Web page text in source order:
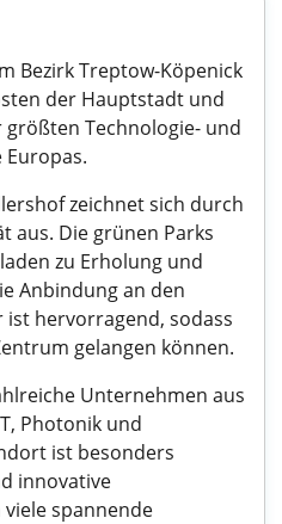
Bezirk Treptow-Köpenick
der Hauptstadt und
Technologie- und
zeichnet sich durch
aus. Die grünen Parks
zu Erholung und
Anbindung an den
hervorragend, sodass
gelangen können.
Unternehmen aus
Photonik und
ist besonders
innovative
spannende